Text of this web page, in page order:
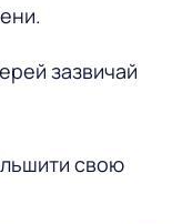
зазвичай
свою